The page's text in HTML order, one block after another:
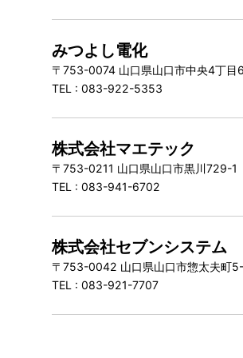
みつよし電化
〒753-0074 山口県山口市中央4丁目
TEL : 083-922-5353
株式会社マエテック
〒753-0211 山口県山口市黒川729-1
TEL : 083-941-6702
株式会社セブンシステム
〒753-0042 山口県山口市惣太夫町
TEL : 083-921-7707